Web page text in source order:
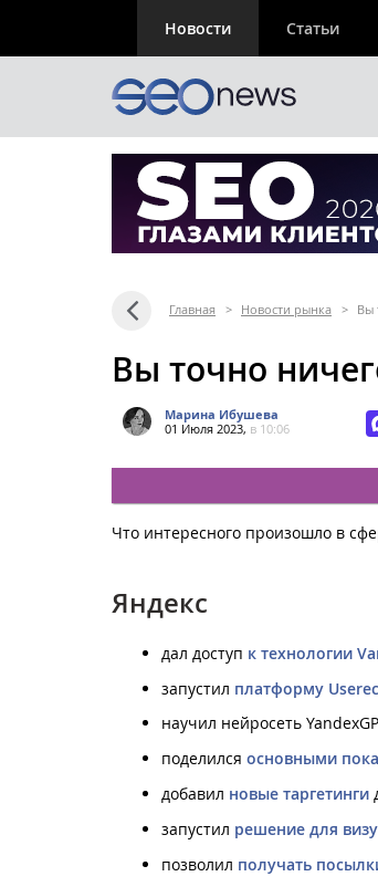
Новости Статьи
Главная > Новости рынка > Вы
Вы точно
Марина Ибушева
01 Июля 2023, в 10:06
Что интересного произошло в
Яндекс
дал доступ к технологии
запустил платформу
научил нейросеть
поделился основными
добавил новые таргетинги
запустил решение для
позволил получать